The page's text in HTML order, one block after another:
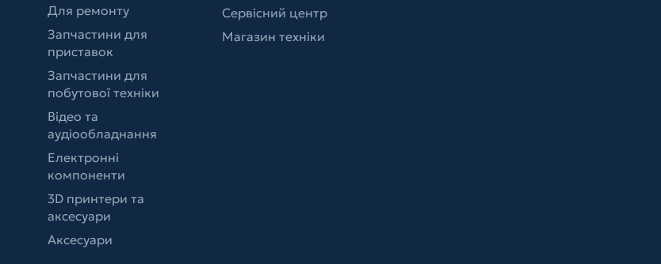
Для ремонту
Запчастини для
приставок
Запчастини для
побутової техніки
Відео та
аудіообладнання
Електронні
компоненти
3D принтери та
аксесуари
Аксесуари
Сервісний центр
Магазин техніки